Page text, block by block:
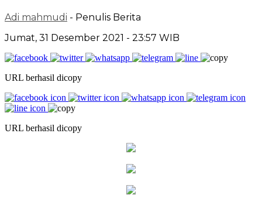
Adi mahmudi - Penulis Berita
Jumat, 31 Desember 2021 - 23:57 WIB
URL berhasil dicopy
URL berhasil dicopy